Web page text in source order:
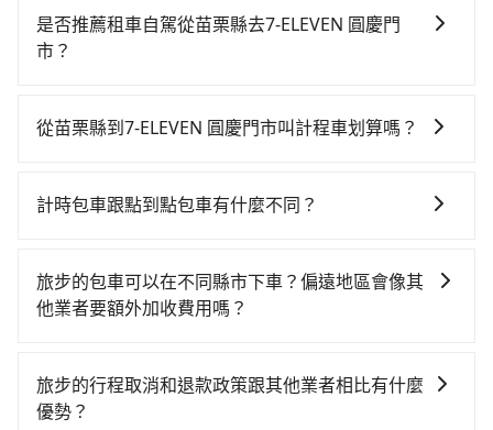
貴、費時、轉車麻煩，且難叫計程車前往高鐵站！從最
早06:24一直到23:00，苗栗-台北一天最多有32班次高鐵
高鐵站後，步行進站、現場購票並於月台排隊的時間約
站、等待車站前排班的計程車，搭上小黃後約花15分
設3位同行，高鐵加轉乘之平均每人花費為660元。不過
苗栗縣領有合法執照的計程車僅有400多輛，計程車的密
部分小黃司機不按表收費，看乘客是外地人便漫天喊價
或恣意繞路。但如果全程使用tripool並到府專車接送，
是否推薦租車自駕從苗栗縣去7-ELEVEN 圓慶門
市？
時不需要閉目養神（因為要自己開車），最重要的是你
$115~205承租小轎車，每公里再額外加收$3.2，從苗栗
達目的地後多久原路返回），雖已將eTag和可能的每小
時40元路邊停車費用預估進去，但額外的汽車保險與可
差的車款，如果人數超過四位，更是沒有較大的七人座
或九人座可供選擇，而且無人租車最令人詬病的就是車
從苗栗縣到7-ELEVEN 圓慶門市叫計程車划算嗎？
灣大車隊，如果在路邊攔不到車，也可考慮打電話至苗
$1,500。但如果你無法提前預約，或偏好臨時叫車，那
要注意苗栗縣僅有合法計程車約380輛，計程車密度為雙
費，約有34%會採現場議價，建議最好先上網預約，以
免當場被坑受騙。綜合以上，無論在價格或服務品質
計時包車跟點到點包車有什麼不同？
不同之處： 計時包車：計時包車是按照用車時間來計
費，通常以每小時為單位，客戶可以根據自己的需要預
等。 點到點包車：點到點包車是按照里程和目的地來計
費，客戶可以預先告知出發地點A到目的地B，會根據路
旅步的包車可以在不同縣市下車？偏遠地區會像其
他業者要額外加收費用嗎？
於偏遠地區，我們提供的價格已經包含了所有基本的費
用，不會像其他業者那樣收取額外費用。但如果您需要
旅步的行程取消和退款政策跟其他業者相比有什麼
優勢？